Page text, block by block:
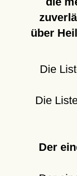
über
Die
Die
Der